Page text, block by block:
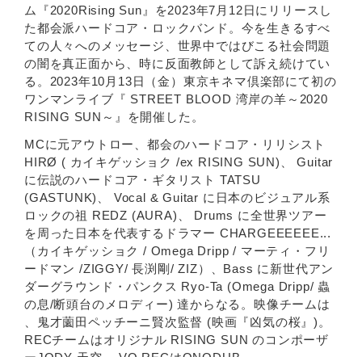
ム『2020Rising Sun』を2023年7月12日にリリースし
た都会派ハードコア・ロックバンド。今を生きるすべ
ての人々へのメッセージ、世界中ではびこる社会問題
の闇を真正面から、時に反面教師として訴え続けてい
る。2023年10月13日（金）東京キネマ倶楽部にて初の
ワンマンライブ『 STREET BLOOD 湾岸の羊～2020
RISING SUN～』を開催した。
MCに元アウトロー、都会のハードコア・リリシスト
HIRØ ( カイキゲッショク /ex RISING SUN)、 Guitar
に伝説のハードコア・ギタリスト TATSU
(GASTUNK)、 Vocal & Guitar に日本のビジュアル系
ロックの祖 REDZ (AURA)、 Drums に全世界ツアー
を周った日本を代表するドラマー CHARGEEEEEE...
（カイキゲッショク / Omega Dripp / マーティ・フリ
ードマン /ZIGGY/ 長渕剛/ ZIZ）、Bass に新世代アン
ダーグラウンド・パンクス Ryo-Ta (Omega Dripp/ 蟲
の息/断頭台のメロディー) 達からなる。映像チームは
、鬼才薗田ペッチーニ賢次監督 (映画『凶気の桜』)。
RECチームはオリジナル RISING SUN のコンポーザ